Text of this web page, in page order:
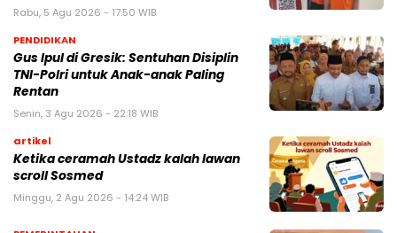
Rabu, 5 Agu 2026 - 17:50 WIB
PENDIDIKAN
Gus Ipul di Gresik: Sentuhan Disiplin
TNI-Polri untuk Anak-anak Paling
Rentan
Senin, 3 Agu 2026 - 22:18 WIB
artikel
Ketika ceramah Ustadz kalah lawan
scroll Sosmed
Minggu, 2 Agu 2026 - 14:24 WIB